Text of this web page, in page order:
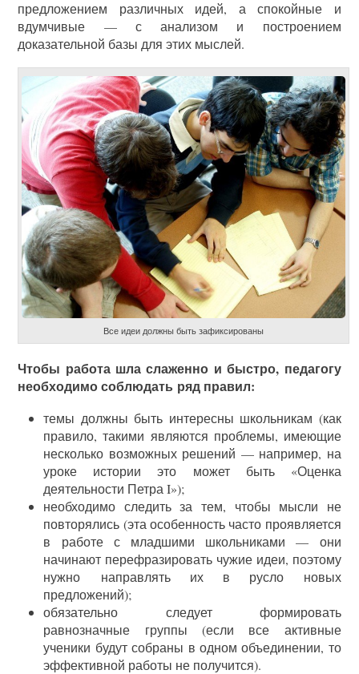
предложением различных идей, а спокойные и
вдумчивые — с анализом и построением
доказательной базы для этих мыслей.
Все идеи должны быть зафиксированы
Чтобы работа шла слаженно и быстро, педагогу
необходимо соблюдать ряд правил:
темы должны быть интересны школьникам (как
правило, такими являются проблемы, имеющие
несколько возможных решений — например, на
уроке истории это может быть «Оценка
деятельности Петра I»);
необходимо следить за тем, чтобы мысли не
повторялись (эта особенность часто проявляется
в работе с младшими школьниками — они
начинают перефразировать чужие идеи, поэтому
нужно направлять их в русло новых
предложений);
обязательно следует формировать
равнозначные группы (если все активные
ученики будут собраны в одном объединении, то
эффективной работы не получится).